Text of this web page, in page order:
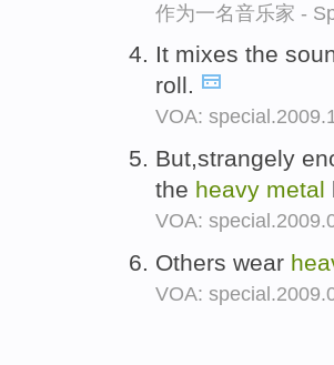
作为一名音乐家 -
It mixes the
roll.
VOA:
But,strangely
the heavy metal
VOA:
Others wear
VOA: